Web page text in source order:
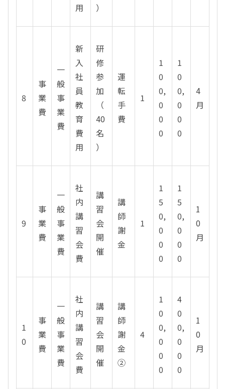
用
）
8
事
業
費
一
般
事
業
費
新
入
社
員
教
育
費
用
研
修
参
加
（
40
名
）
運
転
手
費
1
1
0
0,
0
0
0
1
0
0,
0
0
0
4
月
9
事
業
費
一
般
事
業
費
社
内
講
習
会
費
講
習
会
開
催
講
師
謝
金
1
1
5
0,
0
0
0
1
5
0,
0
0
0
1
0
月
1
0
事
業
費
一
般
事
業
費
社
内
講
習
会
費
講
習
会
開
催
講
師
謝
金
②
4
1
0
0,
0
0
0
4
0
0,
0
0
0
1
0
月